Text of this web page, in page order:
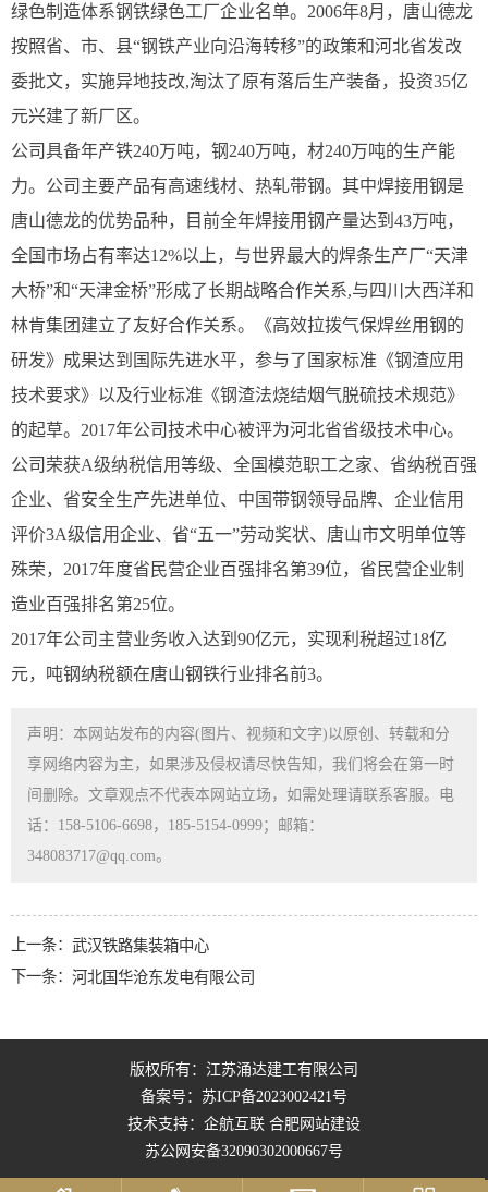
绿色制造体系钢铁绿色工厂企业名单。2006年8月，唐山德龙
按照省、市、县“钢铁产业向沿海转移”的政策和河北省发改
委批文，实施异地技改,淘汰了原有落后生产装备，投资35亿
元兴建了新厂区。
公司具备年产铁240万吨，钢240万吨，材240万吨的生产能
力。公司主要产品有高速线材、热轧带钢。其中焊接用钢是
唐山德龙的优势品种，目前全年焊接用钢产量达到43万吨，
全国市场占有率达12%以上，与世界最大的焊条生产厂“天津
大桥”和“天津金桥”形成了长期战略合作关系,与四川大西洋和
林肯集团建立了友好合作关系。《高效拉拨气保焊丝用钢的
研发》成果达到国际先进水平，参与了国家标准《钢渣应用
技术要求》以及行业标准《钢渣法烧结烟气脱硫技术规范》
的起草。2017年公司技术中心被评为河北省省级技术中心。
公司荣获A级纳税信用等级、全国模范职工之家、省纳税百强
企业、省安全生产先进单位、中国带钢领导品牌、企业信用
评价3A级信用企业、省“五一”劳动奖状、唐山市文明单位等
殊荣，2017年度省民营企业百强排名第39位，省民营企业制
造业百强排名第25位。
2017年公司主营业务收入达到90亿元，实现利税超过18亿
元，吨钢纳税额在唐山钢铁行业排名前3。
声明：本网站发布的内容(图片、视频和文字)以原创、转载和分
享网络内容为主，如果涉及侵权请尽快告知，我们将会在第一时
间删除。文章观点不代表本网站立场，如需处理请联系客服。电
话：158-5106-6698，185-5154-0999；邮箱：
348083717@qq.com。
上一条： 武汉铁路集装箱中心
下一条： 河北国华沧东发电有限公司
版权所有：江苏涌达建工有限公司
备案号： 苏ICP备2023002421号
技术支持：企航互联 合肥网站建设
苏公网安备32090302000667号